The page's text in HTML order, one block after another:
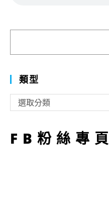
類型
型
選取分類
FB粉絲專頁